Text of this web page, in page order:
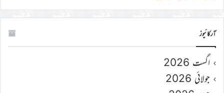
آرکائیوز
اگست 2026
جولائی 2026